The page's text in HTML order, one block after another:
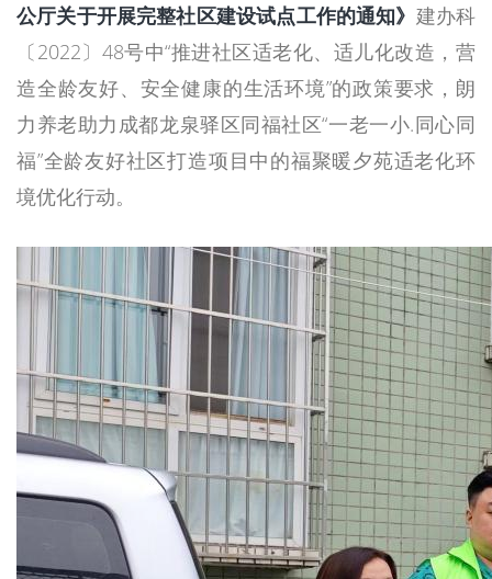
公厅关于开展完整社区建设试点工作的通知》 建办科
〔2022〕48号中“推进社区适老化、适儿化改造，营
造全龄友好、安全健康的生活环境”的政策要求，朗
力养老助力成都龙泉驿区同福社区“一老一小.同心同
福”全龄友好社区打造项目中的福聚暖夕苑适老化环
境优化行动。